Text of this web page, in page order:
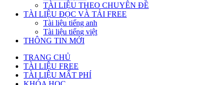
TÀI LIỆU THEO CHUYÊN ĐỀ
TÀI LIỆU ĐỌC VÀ TẢI FREE
Tài liệu tiếng anh
Tài liệu tiếng việt
THÔNG TIN MỚI
TRANG CHỦ
TÀI LIỆU FREE
TÀI LIỆU MẤT PHÍ